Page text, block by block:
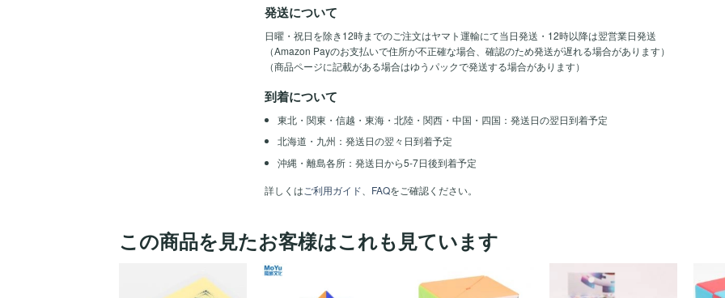
発送について
日曜・祝日を除き12時までのご注文はヤマト運輸にて当日発送・12時以降は翌営業日発送
（Amazon Payのお支払いで住所が不正確な場合、確認のため発送が遅れる場合があります）
（商品ページに記載がある場合はゆうパックで発送する場合があります）
到着について
東北・関東・信越・東海・北陸・関西・中国・四国：発送日の翌日到着予定
北海道・九州：発送日の翌々日到着予定
沖縄・離島各所：発送日から5-7日後到着予定
詳しくはご利用ガイド FAQをご確認ください。
この商品を見たお客様はこれも見ています